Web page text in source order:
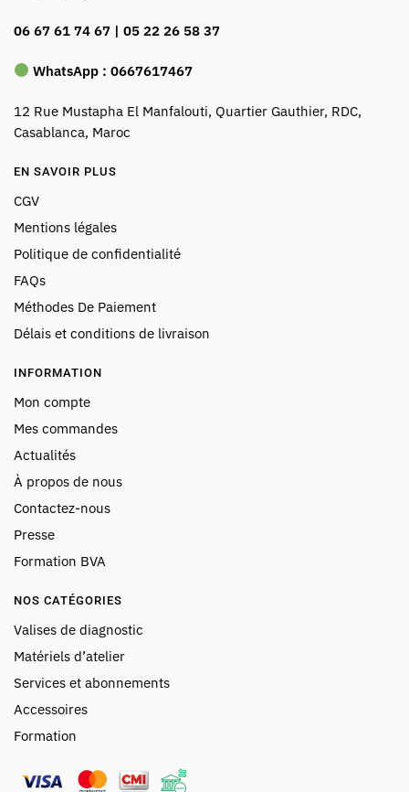
06 67 61 74 67 | 05 22 26 58 37
WhatsApp : 0667617467
12 Rue Mustapha El Manfalouti, Quartier Gauthier, RDC,
Casablanca, Maroc
EN SAVOIR PLUS
CGV
Mentions légales
Politique de confidentialité
FAQs
Méthodes De Paiement
Délais et conditions de livraison
INFORMATION
Mon compte
Mes commandes
Actualités
À propos de nous
Contactez-nous
Presse
Formation BVA
NOS CATÉGORIES
Valises de diagnostic
Matériels d’atelier
Services et abonnements
Accessoires
Formation